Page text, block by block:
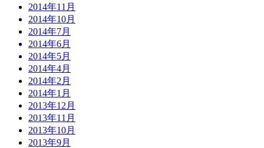
2014年11月
2014年10月
2014年7月
2014年6月
2014年5月
2014年4月
2014年2月
2014年1月
2013年12月
2013年11月
2013年10月
2013年9月